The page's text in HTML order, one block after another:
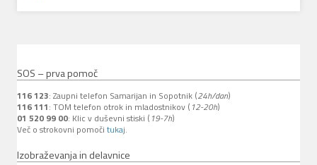
SOS – prva pomoč
116 123: Zaupni telefon Samarijan in Sopotnik (24h/dan)
116 111: TOM telefon otrok in mladostnikov ( 12-20h)
01 520 99 00: Klic v duševni stiski ( 19-7h)
Več o strokovni pomoči tukaj.
Izobraževanja in delavnice